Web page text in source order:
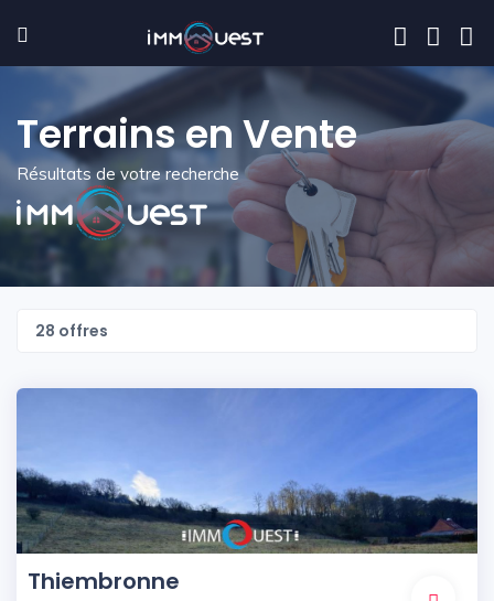
Terrains en Vente
Résultats de votre recherche
28 offres
Thiembronne